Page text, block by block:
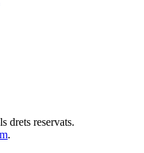
drets reservats.
.